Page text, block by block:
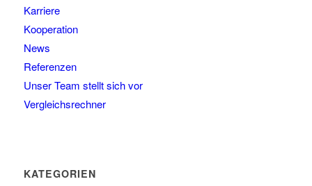
Karriere
Kooperation
News
Referenzen
Unser Team stellt sich vor
Vergleichsrechner
KATEGORIEN